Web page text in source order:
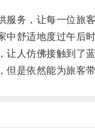
务，让每一位旅客
舒适地度过午后时
人仿佛接触到了蓝
是依然能为旅客带